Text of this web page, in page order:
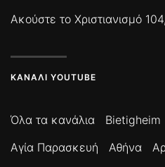
Ακούστε το Χριστιανισμό
ΚΑΝΆΛΙ YOUTUBE
Όλα τα κανάλια Bietigheim
Αγία Παρασκευή
Αθήνα